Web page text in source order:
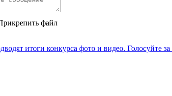
файл
итоги конкурса фото и видео.